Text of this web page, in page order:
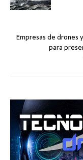
Empresas de drones
para